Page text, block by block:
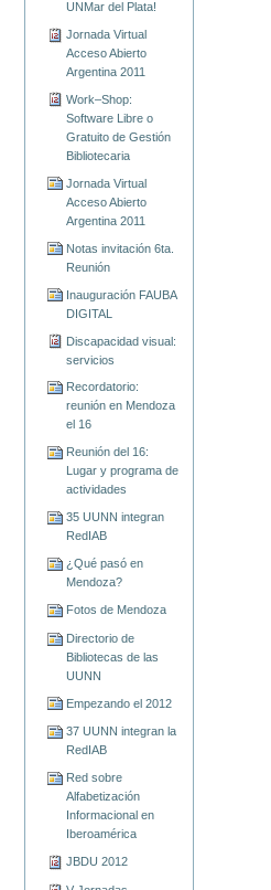
UNMar del Plata!
Jornada Virtual
Acceso Abierto
Argentina 2011
Work–Shop:
Software Libre o
Gratuito de Gestión
Bibliotecaria
Jornada Virtual
Acceso Abierto
Argentina 2011
Notas invitación 6ta.
Reunión
Inauguración FAUBA
DIGITAL
Discapacidad visual:
servicios
Recordatorio:
reunión en Mendoza
el 16
Reunión del 16:
Lugar y programa de
actividades
35 UUNN integran
RedIAB
¿Qué pasó en
Mendoza?
Fotos de Mendoza
Directorio de
Bibliotecas de las
UUNN
Empezando el 2012
37 UUNN integran la
RedIAB
Red sobre
Alfabetización
Informacional en
Iberoamérica
JBDU 2012